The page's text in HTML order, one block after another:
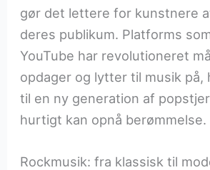
gør det lettere for kunstnere
deres publikum. Platforms
YouTube har revolutioneret
opdager og lytter til musik på,
til en ny generation af
hurtigt kan opnå berømmelse.
Rockmusik: fra klassisk til